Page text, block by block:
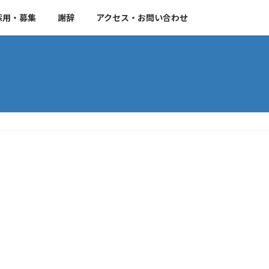
用・募集 謝辞 アクセス・お問い合わせ